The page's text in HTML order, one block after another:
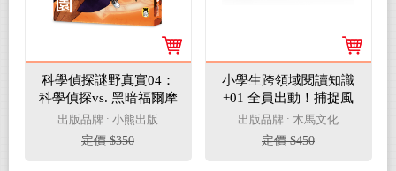
科學偵探謎野真實04：
科學偵探vs. 黑暗福爾摩
斯學園（隨書附贈
「DIY科學偵探書籤」
兩款）
出版品牌 : 小熊出版
定價 $350
小學生跨領域閱讀知識
+01 全員出動！捕捉風
獸因因呼： 看身懷絕技
的團隊建造台灣第一座
離岸風場（108課綱科
出版品牌 : 木馬文化
定價 $450